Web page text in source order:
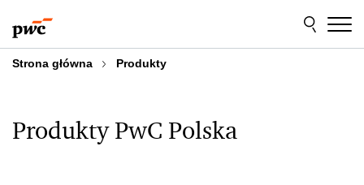
do
treści
do
stopki
Strona główna Produkty
Produkty PwC Polska